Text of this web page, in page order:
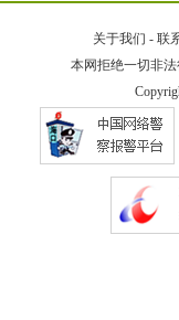
关于我们 - 联
本网拒绝一切非